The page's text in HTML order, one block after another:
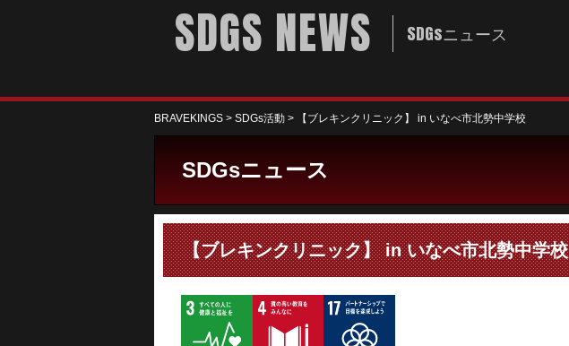
SDGS NEWS SDGsニュース
BRAVEKINGS > SDGs活動 > 【ブレキンクリニック】 in いなべ市北勢中学校
SDGsニュース
【ブレキンクリニック】 in いなべ市北勢中学校